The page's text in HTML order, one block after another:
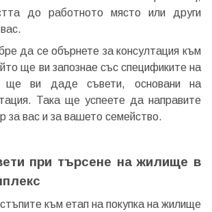
до работното място или други
да се обърнете за консултация към
ще ви запознае със спецификите на
ще ви даде съвети, основани на
Така ще успеете да направите
за вас и за вашето семейство.
при търсене на жилище в
към етап на покупка на жилище